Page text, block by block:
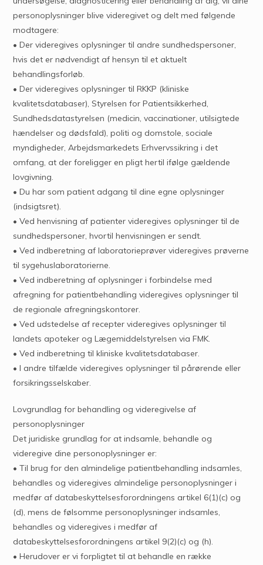
personoplysninger blive videregivet og delt med følgende
modtagere:
• Der videregives oplysninger til andre sundhedspersoner,
hvis det er nødvendigt af hensyn til et aktuelt
behandlingsforløb.
• Der videregives oplysninger til RKKP (kliniske
kvalitetsdatabaser), Styrelsen for Patientsikkerhed,
Sundhedsdatastyrelsen (medicin, vaccinationer, utilsigtede
hændelser og dødsfald), politi og domstole, sociale
myndigheder, Arbejdsmarkedets Erhvervssikring i det
omfang, at der foreligger en pligt hertil ifølge gældende
lovgivning.
• Du har som patient adgang til dine egne oplysninger
(indsigtsret).
• Ved henvisning af patienter videregives oplysninger til de
sundhedspersoner, hvortil henvisningen er sendt.
• Ved indberetning af laboratorieprøver videregives prøverne
til sygehuslaboratorierne.
• Ved indberetning af oplysninger i forbindelse med
afregning for patientbehandling videregives oplysninger til
de regionale afregningskontorer.
• Ved udstedelse af recepter videregives oplysninger til
landets apoteker og Lægemiddelstyrelsen via FMK.
• Ved indberetning til kliniske kvalitetsdatabaser.
• I andre tilfælde videregives oplysninger til pårørende eller
forsikringsselskaber.
Lovgrundlag for behandling og videregivelse af
personoplysninger
Det juridiske grundlag for at indsamle, behandle og
videregive dine personoplysninger er:
• Til brug for den almindelige patientbehandling indsamles,
behandles og videregives almindelige personoplysninger i
medfør af databeskyttelsesforordningens artikel 6(1)(c) og
(d), mens de følsomme personoplysninger indsamles,
behandles og videregives i medfør af
databeskyttelsesforordningens artikel 9(2)(c) og (h).
• Herudover er vi forpligtet til at behandle en række